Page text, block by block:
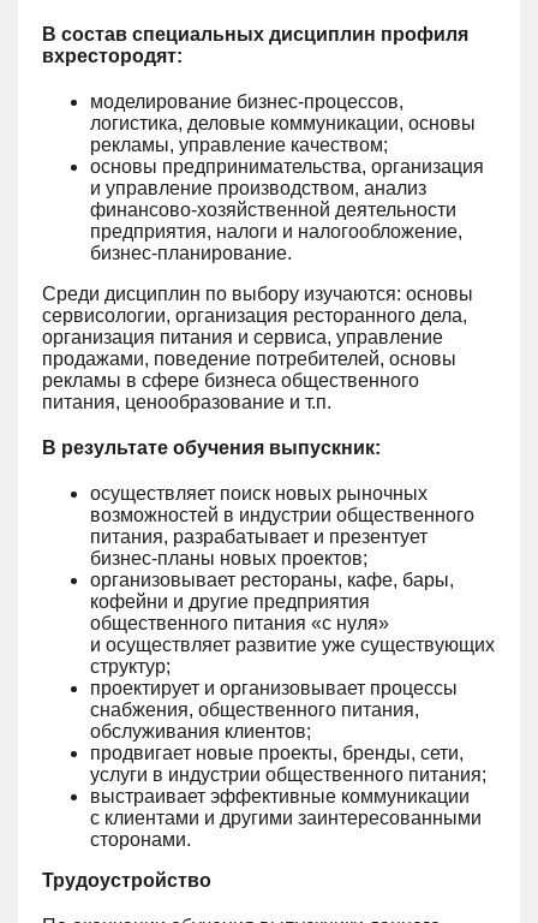
В состав специальных дисциплин профиля
вхрестородят:
моделирование бизнес-процессов,
логистика, деловые коммуникации, основы
рекламы, управление качеством;
основы предпринимательства, организация
и управление производством, анализ
финансово-хозяйственной деятельности
предприятия, налоги и налогообложение,
бизнес-планирование.
Среди дисциплин по выбору изучаются: основы
сервисологии, организация ресторанного дела,
организация питания и сервиса, управление
продажами, поведение потребителей, основы
рекламы в сфере бизнеса общественного
питания, ценообразование и т.п.
В результате обучения выпускник:
осуществляет поиск новых рыночных
возможностей в индустрии общественного
питания, разрабатывает и презентует
бизнес-планы новых проектов;
организовывает рестораны, кафе, бары,
кофейни и другие предприятия
общественного питания «с нуля»
и осуществляет развитие уже существующих
структур;
проектирует и организовывает процессы
снабжения, общественного питания,
обслуживания клиентов;
продвигает новые проекты, бренды, сети,
услуги в индустрии общественного питания;
выстраивает эффективные коммуникации
с клиентами и другими заинтересованными
сторонами.
Трудоустройство